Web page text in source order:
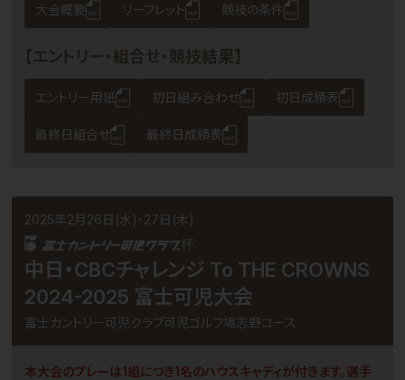
大会概要 リーフレット 競技の条件
【エントリー・組合せ・競技結果】
エントリー用紙 初日組み合わせ 初日成績表
最終日組合せ 最終日成績表
2025年2月26日(水)・27日(木)
杯
中日・CBCチャレンジ To THE CROWNS
2024-2025 富士可児大会
富士カントリー可児クラブ可児ゴルフ場志野コース
本大会のプレーは1組につき1名のハウスキャディが付きます。選手